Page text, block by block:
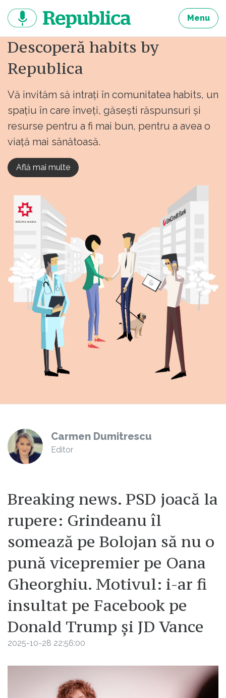
continut
Menu
Descoperă habits by
Republica
Vă invităm să intrați în comunitatea habits, un
spațiu în care înveți, găsești răspunsuri și
resurse pentru a fi mai bun, pentru a avea o
viață mai sănătoasă.
Află mai multe
Carmen Dumitrescu
Editor
Breaking news. PSD joacă la
rupere: Grindeanu îl
somează pe Bolojan să nu o
pună vicepremier pe Oana
Gheorghiu. Motivul: i-ar fi
insultat pe Facebook pe
Donald Trump și JD Vance
2025-10-28 22:56:00